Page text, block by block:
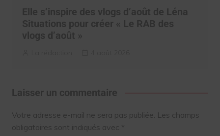
Elle s’inspire des vlogs d’août de Léna
Situations pour créer « Le RAB des
vlogs d’août »
Laisser un commentaire
Votre adresse e-mail ne sera pas publiée. Les champs
obligatoires sont indiqués avec *